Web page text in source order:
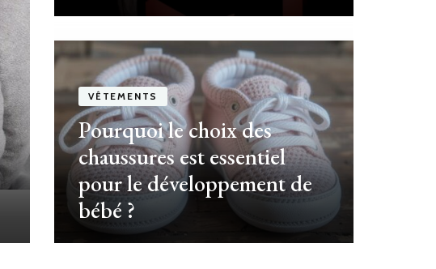
VÊTEMENTS
Pourquoi le choix des
chaussures est essentiel
pour le développement de
bébé ?